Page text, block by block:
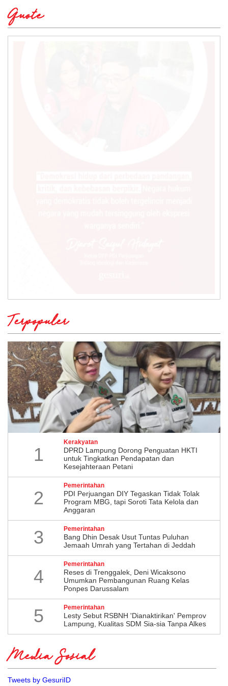
Quote
Terpopuler
1
Kerakyatan
DPRD Lampung Dorong Penguatan HKTI
untuk Tingkatkan Pendapatan dan
Kesejahteraan Petani
2
Pemerintahan
PDI Perjuangan DIY Tegaskan Tidak Tolak
Program MBG, tapi Soroti Tata Kelola dan
Anggaran
3 Pemerintahan
Bang Dhin Desak Usut Tuntas Puluhan
Jemaah Umrah yang Tertahan di Jeddah
4
Pemerintahan
​Reses di Trenggalek, Deni Wicaksono
Umumkan Pembangunan Ruang Kelas
Ponpes Darussalam
5 Pemerintahan
Lesty Sebut RSBNH 'Dianaktirikan' Pemprov
Lampung, Kualitas SDM Sia-sia Tanpa Alkes
Media Sosial
Tweets by GesuriID